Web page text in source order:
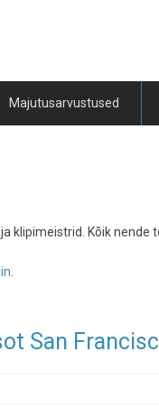
Majutusarvustused
klipimeistrid. Kõik nende
San